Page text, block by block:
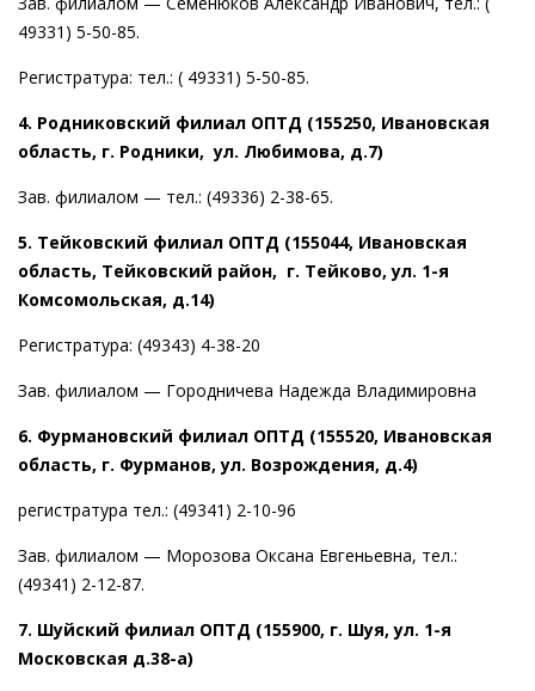
49331) 5-50-85.
Регистратура: тел.: ( 49331) 5-50-85.
4. Родниковский филиал ОПТД (155250, Ивановская
область, г. Родники, ул. Любимова, д.7)
Зав. филиалом — тел.: (49336) 2-38-65.
5. Тейковский филиал ОПТД (155044, Ивановская
область, Тейковский район, г. Тейково, ул. 1-я
Комсомольская, д.14)
Регистратура: (49343) 4-38-20
Зав. филиалом — Городничева Надежда Владимировна
6. Фурмановский филиал ОПТД (155520, Ивановская
область, г. Фурманов, ул. Возрождения, д.4)
регистратура тел.: (49341) 2-10-96
Зав. филиалом — Морозова Оксана Евгеньевна, тел.:
(49341) 2-12-87.
7. Шуйский филиал ОПТД (155900, г. Шуя, ул. 1-я
Московская д.38-а)